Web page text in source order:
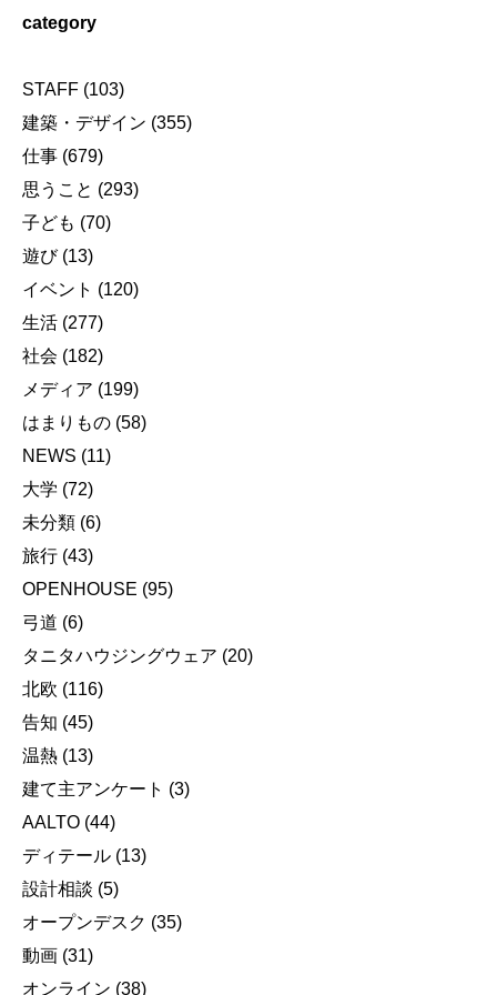
category
STAFF (103)
建築・デザイン (355)
仕事 (679)
思うこと (293)
子ども (70)
遊び(13)
イベント (120)
生活 (277)
社会 (182)
メディア (199)
はまりもの (58)
NEWS (11)
大学 (72)
未分類 (6)
旅行 (43)
OPENHOUSE (95)
弓道 (6)
タニタハウジングウェア (20)
北欧 (116)
告知 (45)
温熱 (13)
建て主アンケート (3)
AALTO (44)
ディテール (13)
設計相談 (5)
オープンデスク (35)
動画 (31)
オンライン (38)